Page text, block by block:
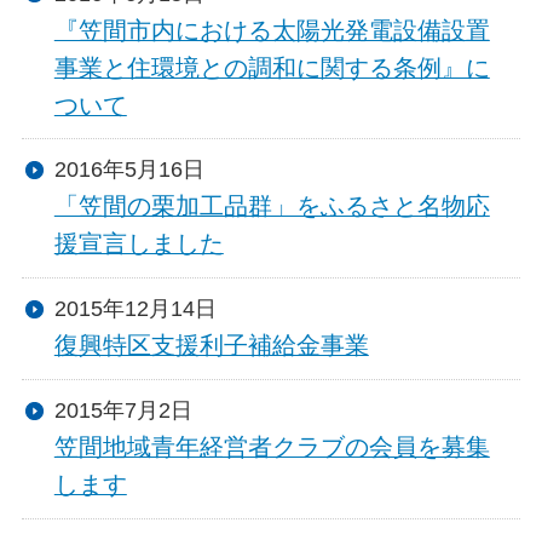
『笠間市内における太陽光発電設備設置
事業と住環境との調和に関する条例』に
ついて
2016年5月16日
「笠間の栗加工品群」をふるさと名物応
援宣言しました
2015年12月14日
復興特区支援利子補給金事業
2015年7月2日
笠間地域青年経営者クラブの会員を募集
します